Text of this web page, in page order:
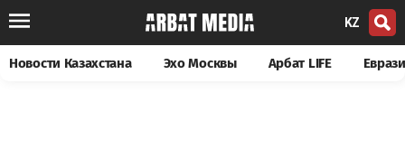
KZ
Новости Казахстана Эхо Москвы Арбат LIFE